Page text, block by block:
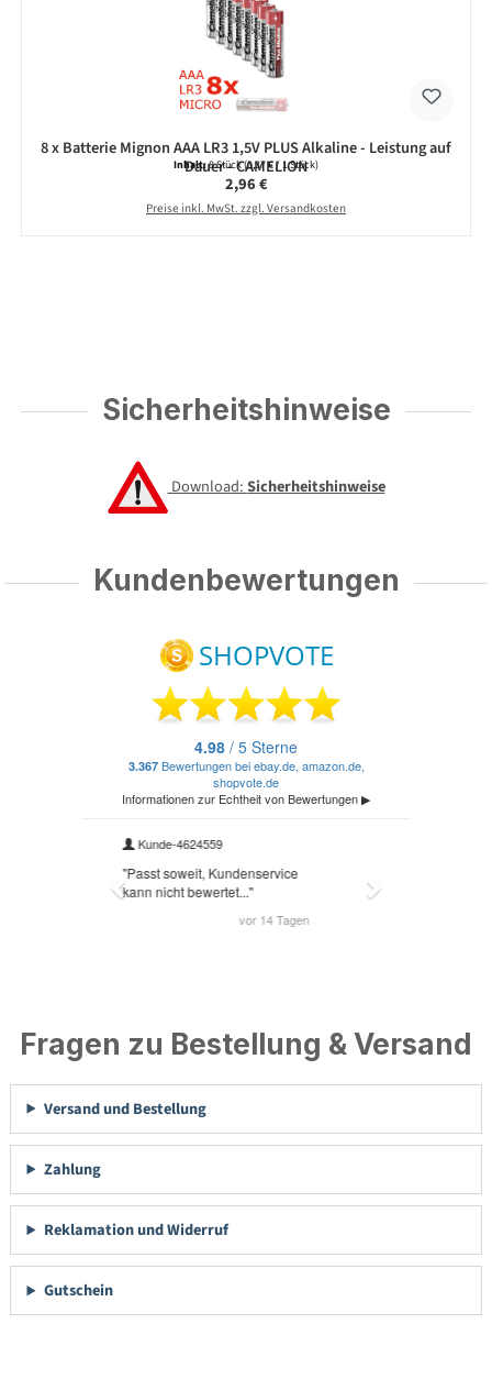
8 x Batterie Mignon AAA LR3 1,5V PLUS Alkaline - Leistung auf
Dauer - CAMELION
Inhalt:8 Stück(0,37 € / 1 Stück)
Regulärer Preis:
2,96 €
Preise inkl. MwSt. zzgl. Versandkosten
Sicherheitshinweise
Download:Sicherheitshinweise
Kundenbewertungen
Fragen zu Bestellung & Versand
Versand und Bestellung
Zahlung
Reklamation und Widerruf
Gutschein